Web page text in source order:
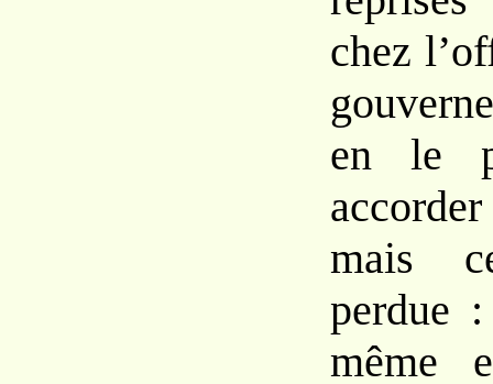
chez
en le
mais
perdue :
même